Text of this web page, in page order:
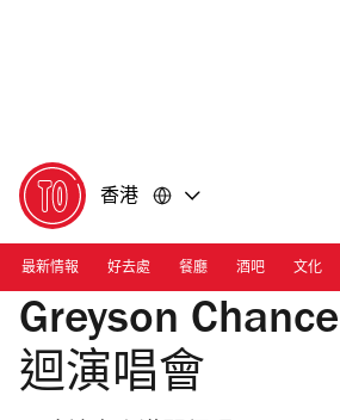
香港
最新情報 好去處 餐廳 酒吧 文化
Greyson
迴演唱會